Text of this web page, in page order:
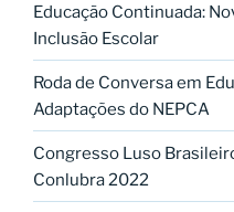
Educação Continuada:
Inclusão Escolar
Roda de Conversa em
Adaptações do NEPCA
Congresso Luso
Conlubra 2022